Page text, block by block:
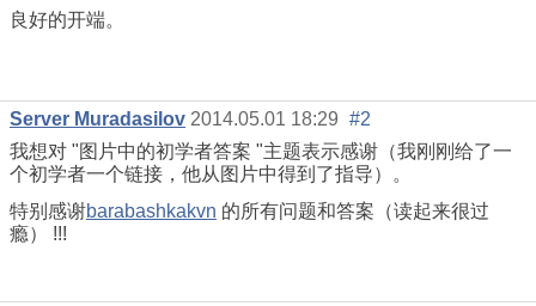
良好的开端。
Server Muradasilov 2014.05.01 18:29 #2
我想对 "图片中的初学者答案 "主题表示感谢（我刚刚给了一
个初学者一个链接，他从图片中得到了指导）。
特别感谢barabashkakvn 的所有问题和答案（读起来很过
瘾） !!!